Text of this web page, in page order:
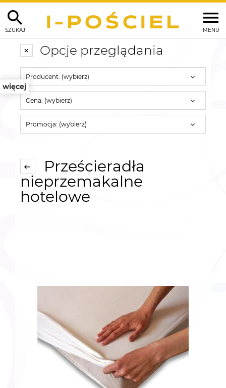
MENU
SZUKAJ
więcej
Opcje przeglądania
Producent: (wybierz)
Cena: (wybierz)
Promocja: (wybierz)
Prześcieradła
nieprzemakalne
hotelowe